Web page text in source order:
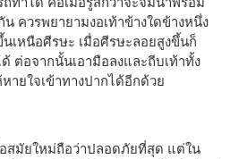
ควรพยายามงอเท้าข้างใดข้างหนึ่ง
เหนือศีรษะ เมื่อศีรษะลอยสูงขึ้นก็
ต่อจากนั้นเอามือลงและถีบเท้าทั้ง
ายใจเข้าทางปากได้อีกด้วย
สมัยใหม่ถือว่าปลอดภัยที่สุด แต่ใน